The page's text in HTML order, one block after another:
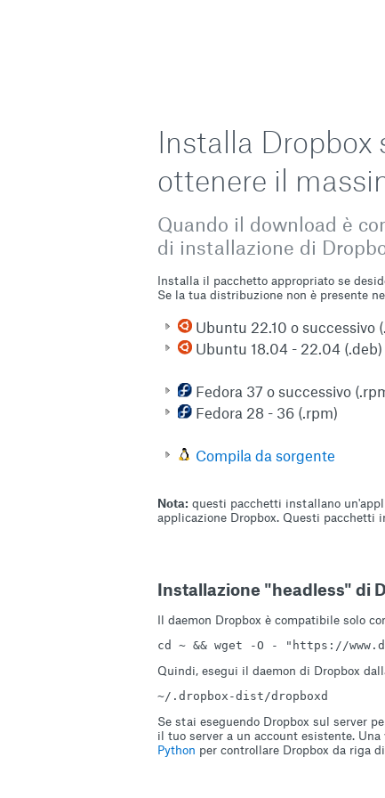
Installa Dropbox
ottenere il
Quando il download è
di installazione di
Installa il pacchetto appropriato se
Se la tua distribuzione non è presente
Ubuntu 22.10 o successivo
Ubuntu 18.04 - 22.04 (.deb)
Fedora 37 o successivo
Fedora 28 - 36 (.rpm)
Compila da sorgente
Nota: questi pacchetti installano
applicazione Dropbox. Questi pacchetti
Installazione "headless" di
Il daemon Dropbox è compatibile solo
cd ~ && wget -O - "https://
Quindi, esegui il daemon di Dropbox
~/.dropbox-dist/dropboxd
Se stai eseguendo Dropbox sul server
il tuo server a un account esistente.
Python per controllare Dropbox da riga